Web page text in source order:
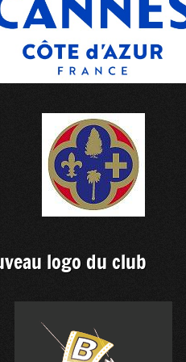
logo du club